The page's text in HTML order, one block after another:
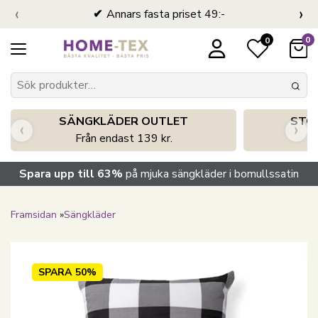
Annars fasta priset 49:-
‹ ›
0 0
SÄNGKLÄDER OUTLET
Från endast 139 kr.
‹ ›
Spara upp till 63% på mjuka sängkläder i bomullssatin
Framsidan »Sängkläder
SPARA 50%